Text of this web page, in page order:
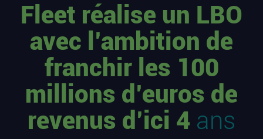
Fleet réalise un LBO
avec l’ambition de
franchir les 100
millions d’euros de
revenus d’ici 4 ans